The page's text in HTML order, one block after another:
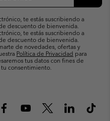
te estás suscribiendo a
descuento de bienvenida.
te estás suscribiendo a
descuento de bienvenida.
de novedades, ofertas y
Política de Privacidad para
tus datos con fines de
consentimiento.